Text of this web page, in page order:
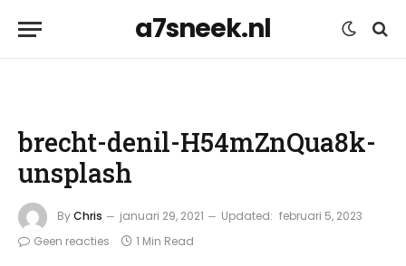
a7sneek.nl
brecht-denil-H54mZnQua8k-
unsplash
ByChris januari 29, 2021 Updated: februari 5, 2023
Geen reacties
1 Min Read